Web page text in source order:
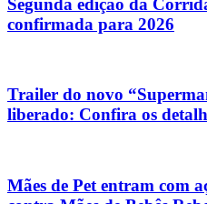
Segunda edição da
confirmada para 2026
Trailer do novo
liberado: Confira os
Mães de Pet entram com